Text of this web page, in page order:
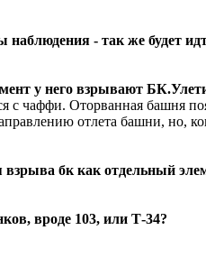
- так же будет
у него взрывают
с чаффи. Оторванная башня
отлета башни, но,
бк как отдельный
вроде 103, или Т-34?